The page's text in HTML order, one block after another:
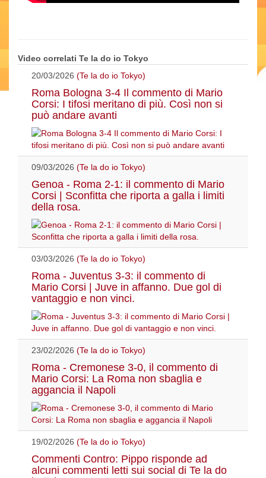
Video correlati Te la do io Tokyo
20/03/2026 (Te la do io Tokyo)
Roma Bologna 3-4 Il commento di Mario
Corsi: I tifosi meritano di più. Così non si
può andare avanti
09/03/2026 (Te la do io Tokyo)
Genoa - Roma 2-1: il commento di Mario
Corsi | Sconfitta che riporta a galla i limiti
della rosa.
03/03/2026 (Te la do io Tokyo)
Roma - Juventus 3-3: il commento di
Mario Corsi | Juve in affanno. Due gol di
vantaggio e non vinci.
23/02/2026 (Te la do io Tokyo)
Roma - Cremonese 3-0, il commento di
Mario Corsi: La Roma non sbaglia e
aggancia il Napoli
19/02/2026 (Te la do io Tokyo)
Commenti Contro: Pippo risponde ad
alcuni commenti letti sui social di Te la do